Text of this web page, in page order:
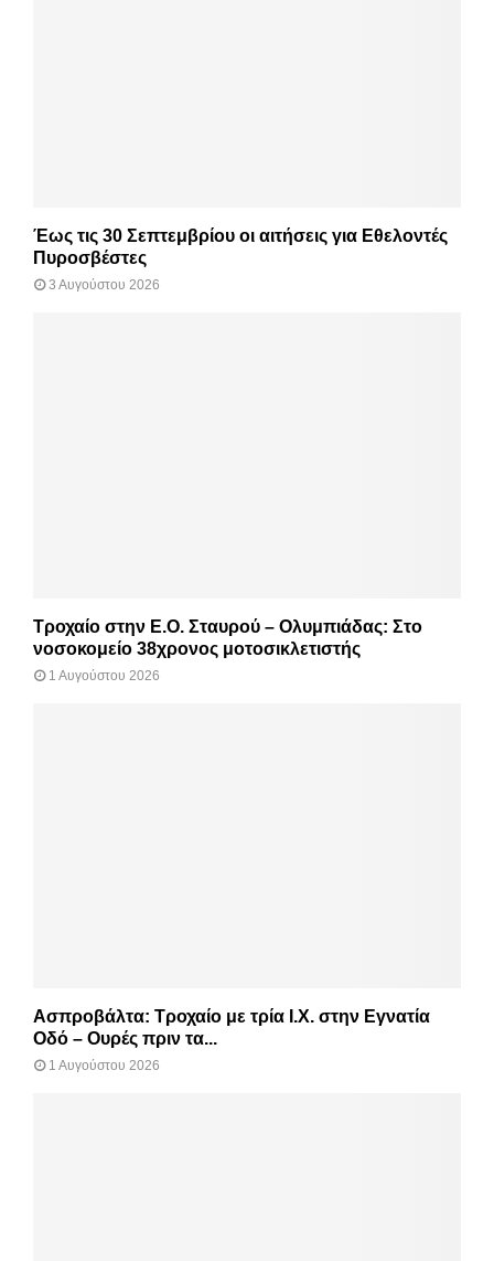
Έως τις 30 Σεπτεμβρίου οι αιτήσεις για Εθελοντές
Πυροσβέστες
3 Αυγούστου 2026
Τροχαίο στην Ε.Ο. Σταυρού – Ολυμπιάδας: Στο
νοσοκομείο 38χρονος μοτοσικλετιστής
1 Αυγούστου 2026
Ασπροβάλτα: Τροχαίο με τρία Ι.Χ. στην Εγνατία
Οδό – Ουρές πριν τα...
1 Αυγούστου 2026